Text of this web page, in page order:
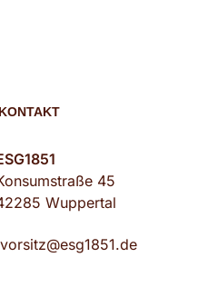
KONTAKT
45
Wuppertal
vorsitz@esg1851.de